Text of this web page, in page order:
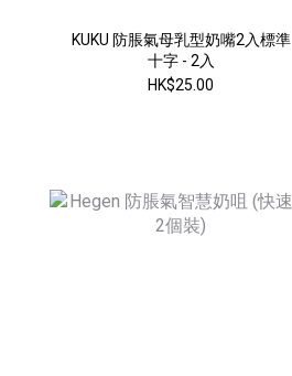
KUKU 防脹氣母乳型奶嘴2入標準
十字 - 2入
HK$25.00